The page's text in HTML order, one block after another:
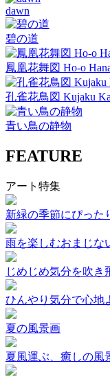
dawn
碧の道
鳳凰花舞図 Ho-o
孔雀花鳥図 Kujaku
青い鳥の静物
FEATURE
アート特集
新緑の季節にぴった
雨を楽しむおまじな
じめじめ気分を吹き
ひんやり気分で心地
夏の風景画
夏風運ぶ、癒しの風